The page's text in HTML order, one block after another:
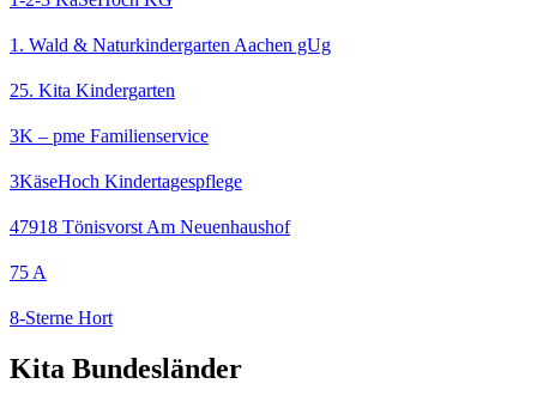
1. Wald & Naturkindergarten Aachen gUg
25. Kita Kindergarten
3K – pme Familienservice
3KäseHoch Kindertagespflege
47918 Tönisvorst Am Neuenhaushof
75 A
8-Sterne Hort
Kita Bundesländer